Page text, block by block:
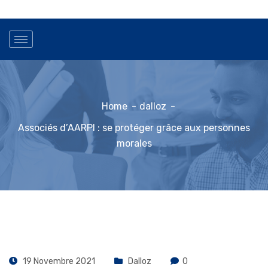
Home
dalloz
Associés d’AARPI : se protéger grâce aux personnes
morales
19 Novembre 2021 Dalloz 0